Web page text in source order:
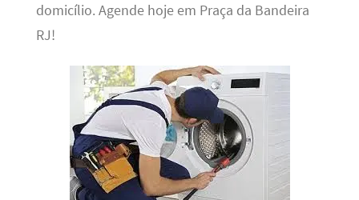
domicílio. Agende hoje em Praça da Bandeira
RJ!